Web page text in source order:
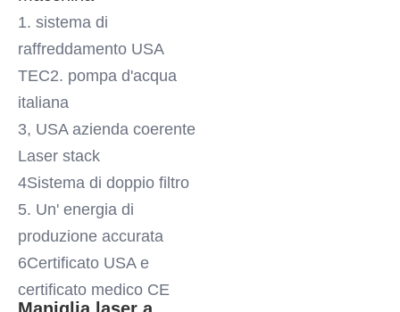
1. sistema di
raffreddamento USA
TEC2. pompa d'acqua
italiana
3, USA azienda coerente
Laser stack
4Sistema di doppio filtro
5. Un' energia di
produzione accurata
6Certificato USA e
certificato medico CE
Maniglia laser a